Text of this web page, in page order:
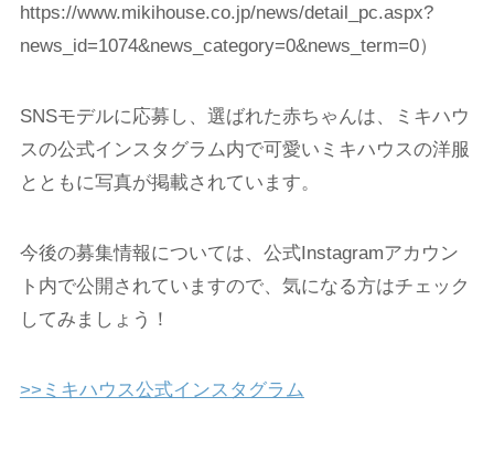
https://www.mikihouse.co.jp/news/detail_pc.aspx?
news_id=1074&news_category=0&news_term=0）
SNSモデルに応募し、選ばれた赤ちゃんは、ミキハウ
スの公式インスタグラム内で可愛いミキハウスの洋服
とともに写真が掲載されています。
今後の募集情報については、公式Instagramアカウン
ト内で公開されていますので、気になる方はチェック
してみましょう！
>>ミキハウス公式インスタグラム